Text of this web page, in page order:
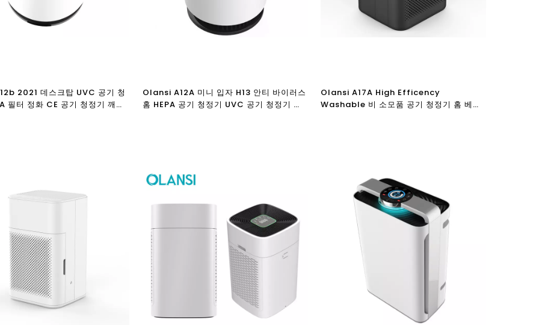
2021 데스크탑 UVC 공기 청
필터 정화 CE 공기 청정기 깨끗
Olansi A12A 미니 입자 H13 안티 바이러스
홈 HEPA 공기 청정기 UVC 공기 청정기 데
Olansi A17A High Efficency
Washable 비 소모품 공기 청정기 홈 베드